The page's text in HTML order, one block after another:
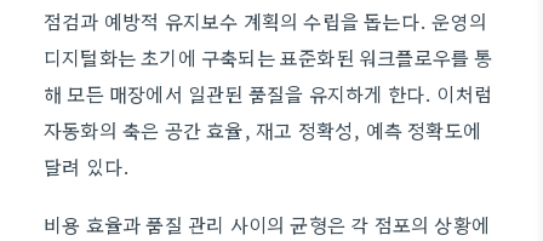
점검과 예방적 유지보수 계획의 수립을 돕는다. 운영의
디지털화는 초기에 구축되는 표준화된 워크플로우를 통
해 모든 매장에서 일관된 품질을 유지하게 한다. 이처럼
자동화의 축은 공간 효율, 재고 정확성, 예측 정확도에
달려 있다.
비용 효율과 품질 관리 사이의 균형은 각 점포의 상황에